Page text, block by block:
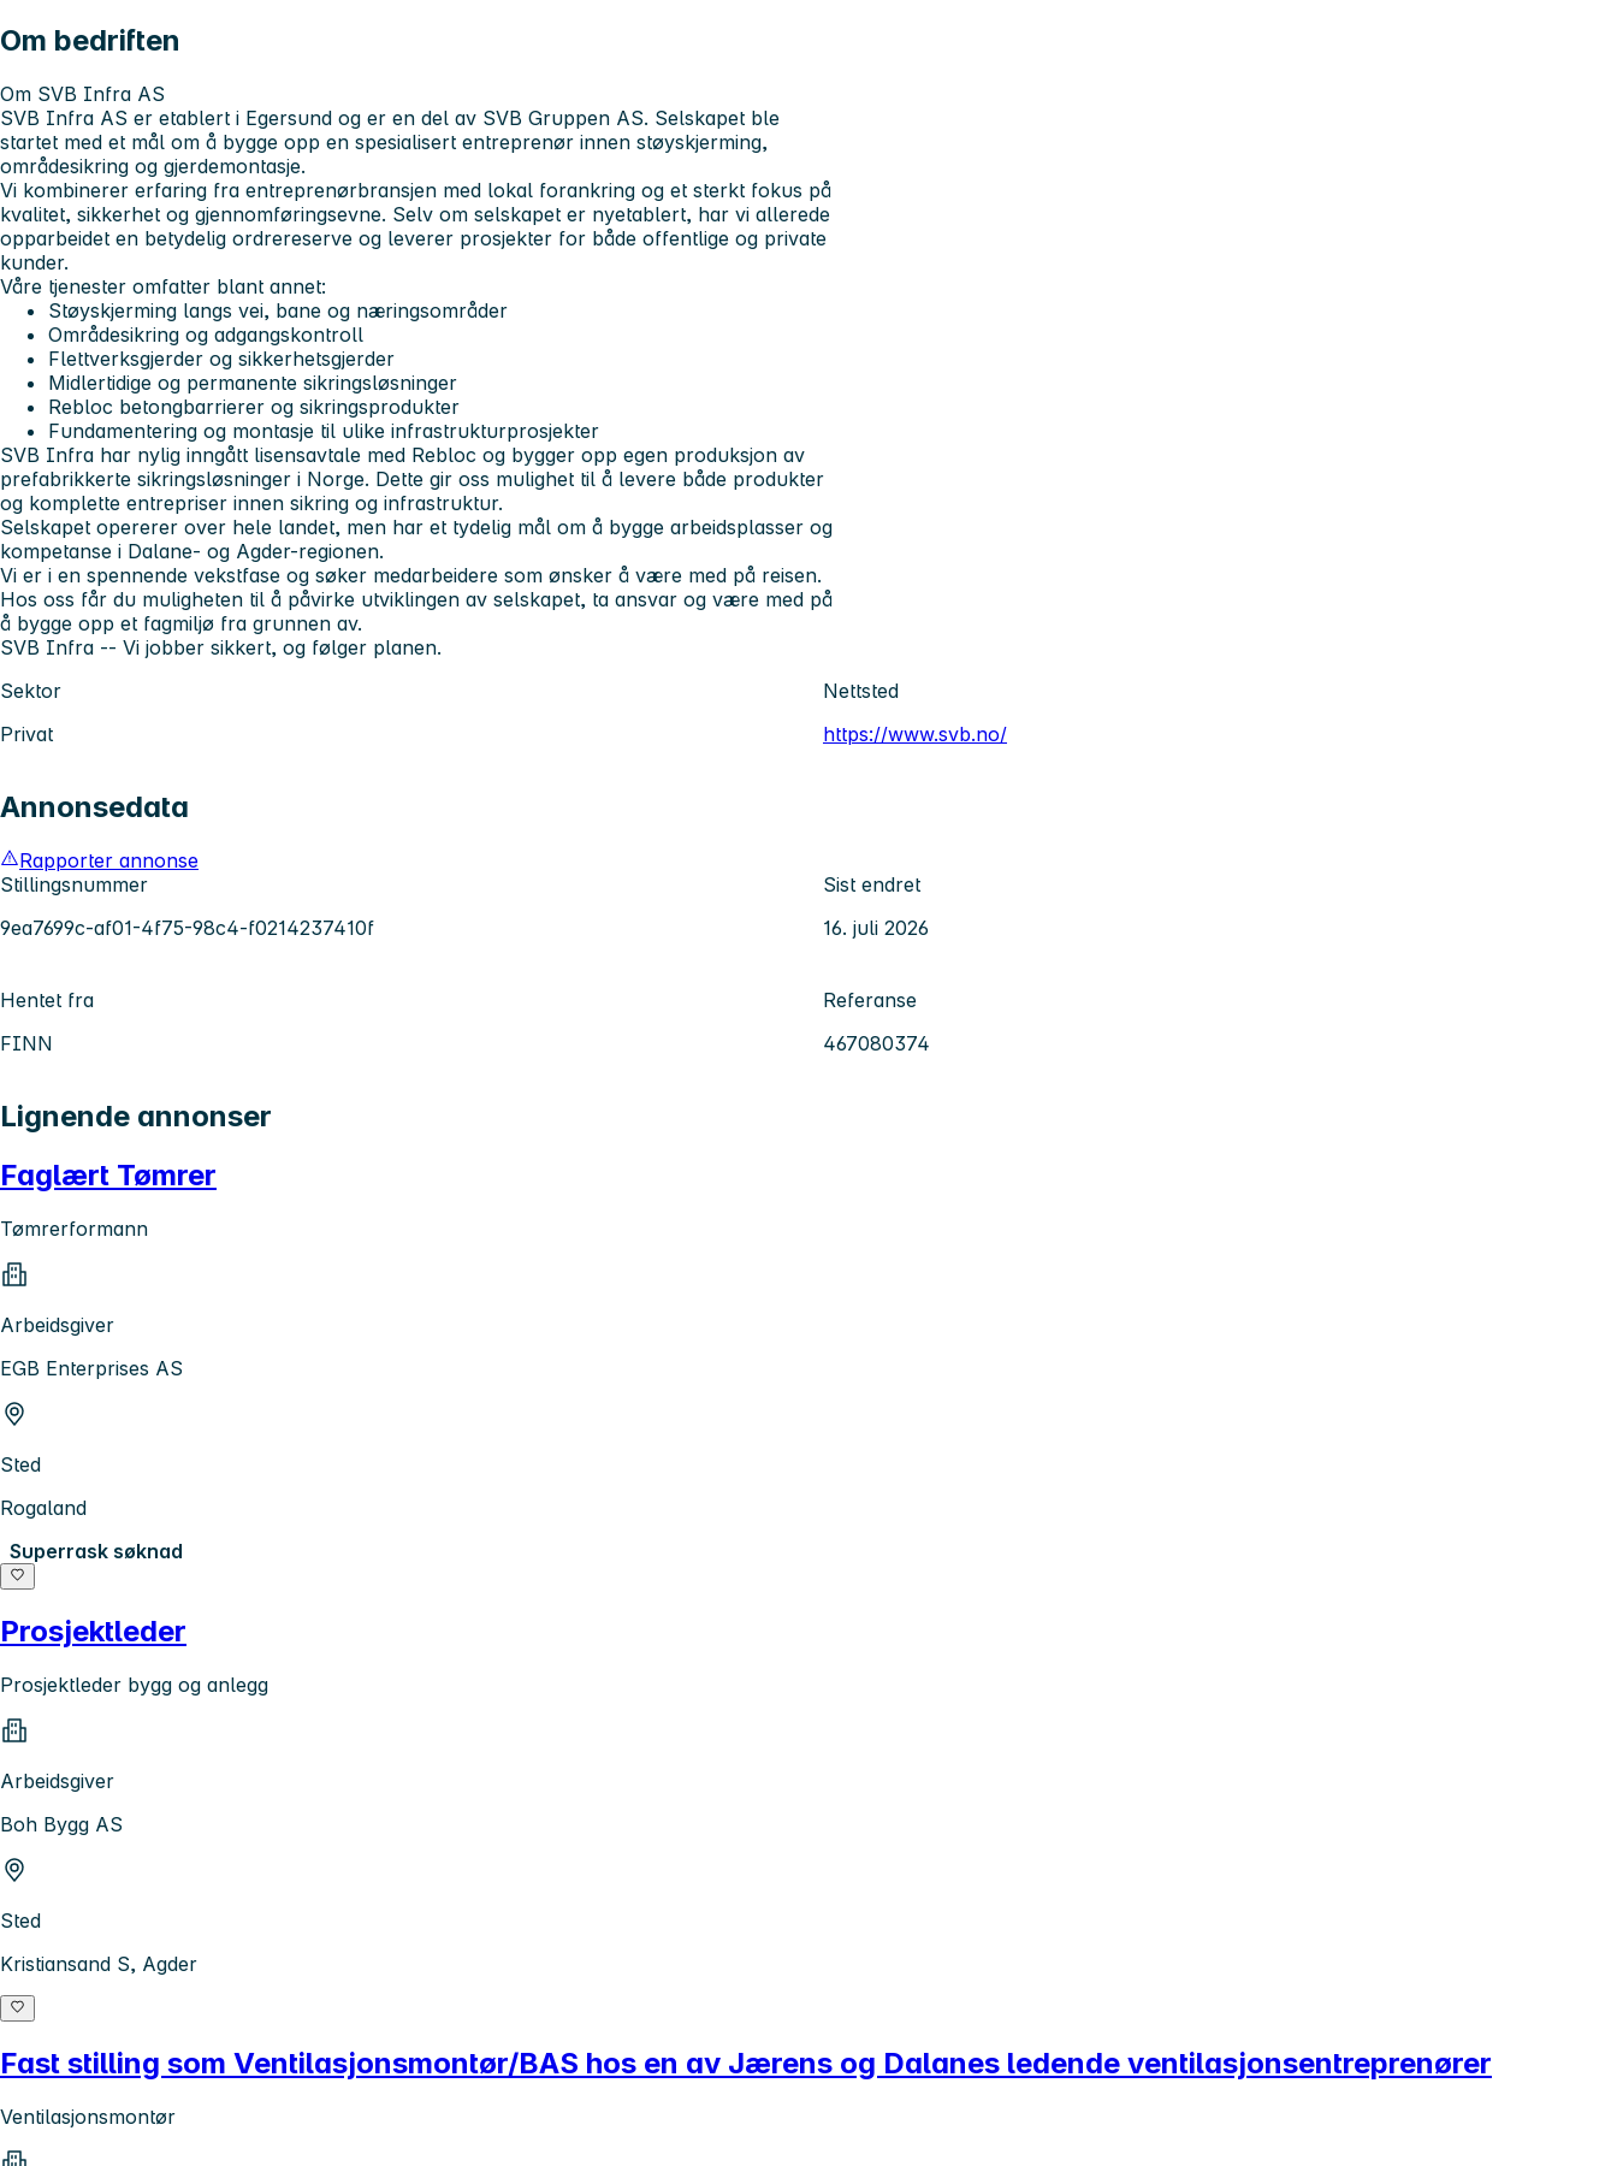
Om bedriften
Om SVB Infra AS
SVB Infra AS er etablert i Egersund og er en del av SVB Gruppen AS. Selskapet ble
startet med et mål om å bygge opp en spesialisert entreprenør innen støyskjerming,
områdesikring og gjerdemontasje.
Vi kombinerer erfaring fra entreprenørbransjen med lokal forankring og et sterkt fokus på
kvalitet, sikkerhet og gjennomføringsevne. Selv om selskapet er nyetablert, har vi allerede
opparbeidet en betydelig ordrereserve og leverer prosjekter for både offentlige og private
kunder.
Våre tjenester omfatter blant annet:
Støyskjerming langs vei, bane og næringsområder
Områdesikring og adgangskontroll
Flettverksgjerder og sikkerhetsgjerder
Midlertidige og permanente sikringsløsninger
Rebloc betongbarrierer og sikringsprodukter
Fundamentering og montasje til ulike infrastrukturprosjekter
SVB Infra har nylig inngått lisensavtale med Rebloc og bygger opp egen produksjon av
prefabrikkerte sikringsløsninger i Norge. Dette gir oss mulighet til å levere både produkter
og komplette entrepriser innen sikring og infrastruktur.
Selskapet opererer over hele landet, men har et tydelig mål om å bygge arbeidsplasser og
kompetanse i Dalane- og Agder-regionen.
Vi er i en spennende vekstfase og søker medarbeidere som ønsker å være med på reisen.
Hos oss får du muligheten til å påvirke utviklingen av selskapet, ta ansvar og være med på
å bygge opp et fagmiljø fra grunnen av.
SVB Infra -- Vi jobber sikkert, og følger planen.
Sektor
Privat
Nettsted
https://www.svb.no/
Annonsedata
Rapporter annonse
Stillingsnummer
9ea7699c-af01-4f75-98c4-f0214237410f
Sist endret
16. juli 2026
Hentet fra
FINN
Referanse
467080374
Lignende annonser
Faglært Tømrer
Tømrerformann
Arbeidsgiver
EGB Enterprises AS
Sted
Rogaland
Superrask søknad
Prosjektleder
Prosjektleder bygg og anlegg
Arbeidsgiver
Boh Bygg AS
Sted
Kristiansand S, Agder
Fast stilling som Ventilasjonsmontør/BAS hos en av Jærens og Dalanes ledende ventilasjonsentreprenører
Ventilasjonsmontør